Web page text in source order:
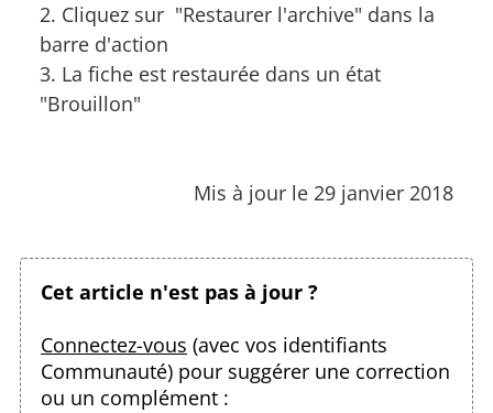
Cliquez sur "Restaurer l'archive" dans la
barre d'action
La fiche est restaurée dans un état
"Brouillon"
Mis à jour le 29 janvier 2018
Cet article n'est pas à jour ?
Connectez-vous (avec vos identifiants
Communauté) pour suggérer une correction
ou un complément :